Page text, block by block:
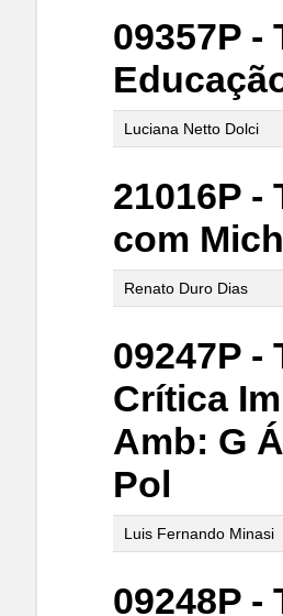
09357P -
Luciana Netto Dolci
21016P -
com
Renato Duro Dias
09247P -
Crítica
Amb: G
Pol
Luis Fernando Minasi
09248P -